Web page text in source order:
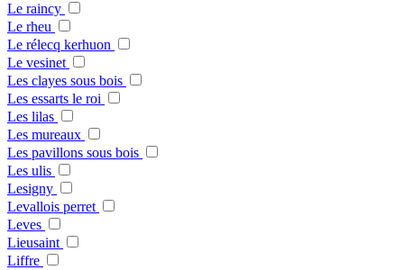
Le raincy
Le rheu
Le rélecq kerhuon
Le vesinet
Les clayes sous bois
Les essarts le roi
Les lilas
Les mureaux
Les pavillons sous bois
Les ulis
Lesigny
Levallois perret
Leves
Lieusaint
Liffre